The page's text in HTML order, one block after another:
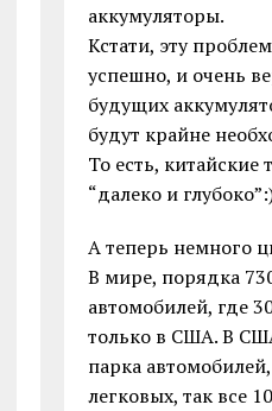
аккумуляторы.
Кстати, эту
успешно, и очень
будущих
будут крайне
То есть,
“далеко и
А теперь немного
В мире, порядка
автомобилей, где
только в США. В
парка
легковых, так все